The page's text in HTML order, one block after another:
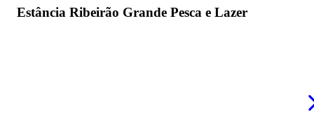
Estância Ribeirão Grande Pesca e Lazer